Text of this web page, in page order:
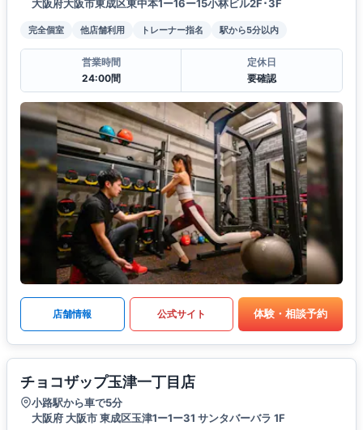
大阪府大阪市東成区東中本1ー16ー15小林ビル2F･3F
完全個室 他店舗利用 トレーナー指名 駅から5分以内
営業時間
24:00間
定休日
要確認
店舗情報 公式サイト 体験・相談予約
チョコザップ玉津一丁目店
小路駅から車で5分
大阪府 大阪市 東成区玉津1ー1ー31 サンタバーバラ 1F